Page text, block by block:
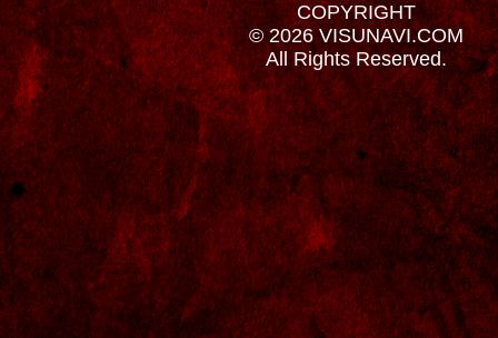
COPYRIGHT
© 2026 VISUNAVI.COM
All Rights Reserved.